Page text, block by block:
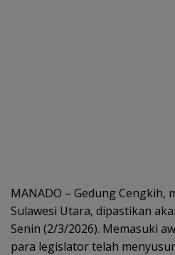
MANADO – Gedung Cengkih,
Sulawesi Utara, dipastikan
Senin (2/3/2026). Memasuki
para legislator telah